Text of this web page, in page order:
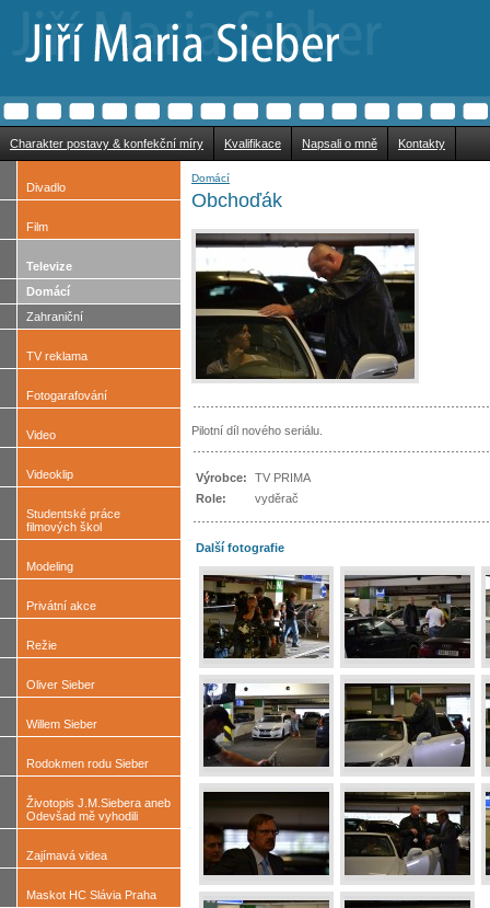
Charakter postavy & konfekční míry Kvalifikace Napsali o mně Kontakty
Divadlo
Film
Televize
Domácí
Zahraniční
TV reklama
Fotogarafování
Video
Videoklip
Studentské práce
filmových škol
Modeling
Privátní akce
Režie
Oliver Sieber
Willem Sieber
Rodokmen rodu Sieber
Životopis J.M.Siebera aneb
Odevšad mě vyhodili
Zajímavá videa
Maskot HC Slávia Praha
Domácí
Obchoďák
Pilotní díl nového seriálu.
Výrobce:
TV PRIMA
Role:
vyděrač
Další fotografie